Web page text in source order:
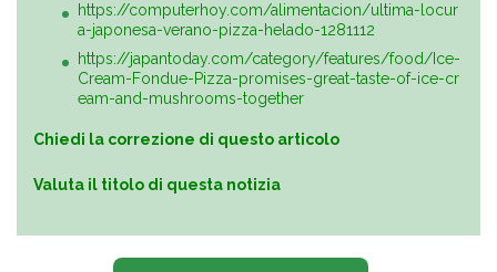
https://computerhoy.com/alimentacion/ultima-locur
a-japonesa-verano-pizza-helado-1281112
https://japantoday.com/category/features/food/Ice-
Cream-Fondue-Pizza-promises-great-taste-of-ice-cr
eam-and-mushrooms-together
Chiedi la correzione di questo articolo
Valuta il titolo di questa notizia